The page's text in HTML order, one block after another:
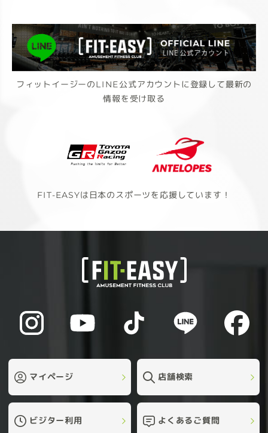
フィットイージーのLINE公式アカウントに登録して最新の
情報を受け取る
FIT-EASYは日本のスポーツを応援しています！
マイページ 店舗検索
ビジター利用 よくあるご質問